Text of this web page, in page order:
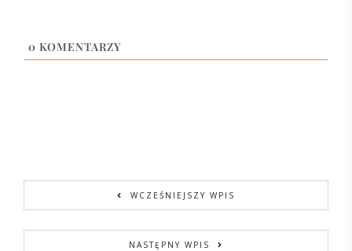
0 KOMENTARZY
WCZEŚNIEJSZY WPIS
NASTĘPNY WPIS